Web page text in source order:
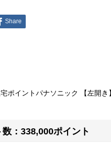
Share
：338,000ポイント